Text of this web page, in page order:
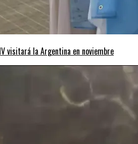
visitará la Argentina en noviembre